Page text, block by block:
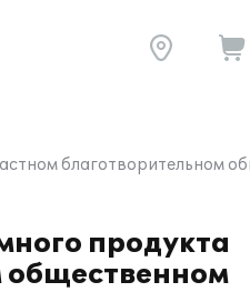
благотворительном
продукта
общественном